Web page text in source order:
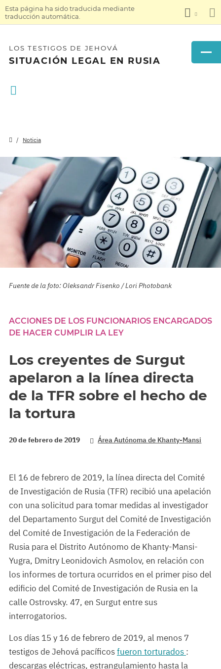
Esta página ha sido traducida mediante
traducción automática.
LOS TESTIGOS DE JEHOVÁ
SITUACIÓN LEGAL EN RUSIA
Noticia
Fuente de la foto: Oleksandr Fisenko / Lori Photobank
ACCIONES DE LOS FUNCIONARIOS ENCARGADOS
DE HACER CUMPLIR LA LEY
Los creyentes de Surgut
apelaron a la línea directa
de la TFR sobre el hecho de
la tortura
20 de febrero de 2019 Área Autónoma de Khanty-Mansi
El 16 de febrero de 2019, la línea directa del Comité
de Investigación de Rusia (TFR) recibió una apelación
con una solicitud para tomar medidas al investigador
del Departamento Surgut del Comité de Investigación
del Comité de Investigación de la Federación de
Rusia para el Distrito Autónomo de Khanty-Mansi-
Yugra, Dmitry Leonidovich Asmolov, en relación con
los informes de tortura ocurridos en el primer piso del
edificio del Comité de Investigación de Rusia en la
calle Ostrovsky. 47, en Surgut entre sus
interrogatorios.
Los días 15 y 16 de febrero de 2019, al menos 7
testigos de Jehová pacíficosfueron torturados :
descargas eléctricas, estrangulamiento hasta la